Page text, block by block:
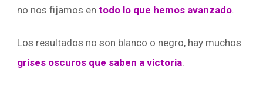
no nos fijamos en todo lo que hemos avanzado
Los resultados no son blanco o negro, hay muchos
grises oscuros que saben a victoria